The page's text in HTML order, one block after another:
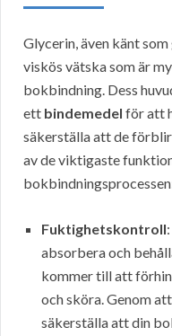
Glycerin, även känt
viskös vätska som är
bokbindning. Dess
ett bindemedel för att
säkerställa att de
av de viktigaste
Fuktighetskontroll
absorbera och
kommer till att
och sköra. Genom
säkerställa att din